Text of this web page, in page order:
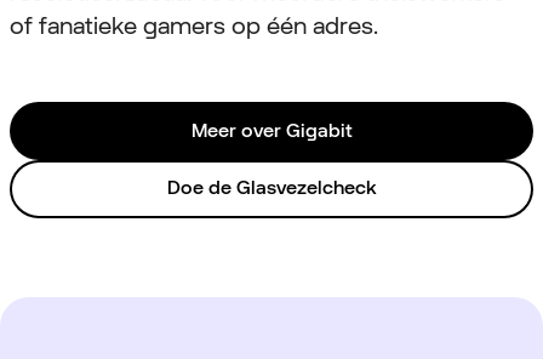
of fanatieke gamers op één adres.
Meer over Gigabit
Doe de Glasvezelcheck